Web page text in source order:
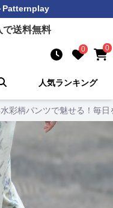
Patternplay
で送料無料
0 0
人気ランキング
彩柄パンツで魅せる！毎